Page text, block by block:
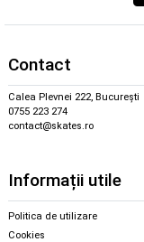
Contact
Calea Plevnei 222, București
0755 223 274
contact@skates.ro
Informații utile
Politica de utilizare
Cookies